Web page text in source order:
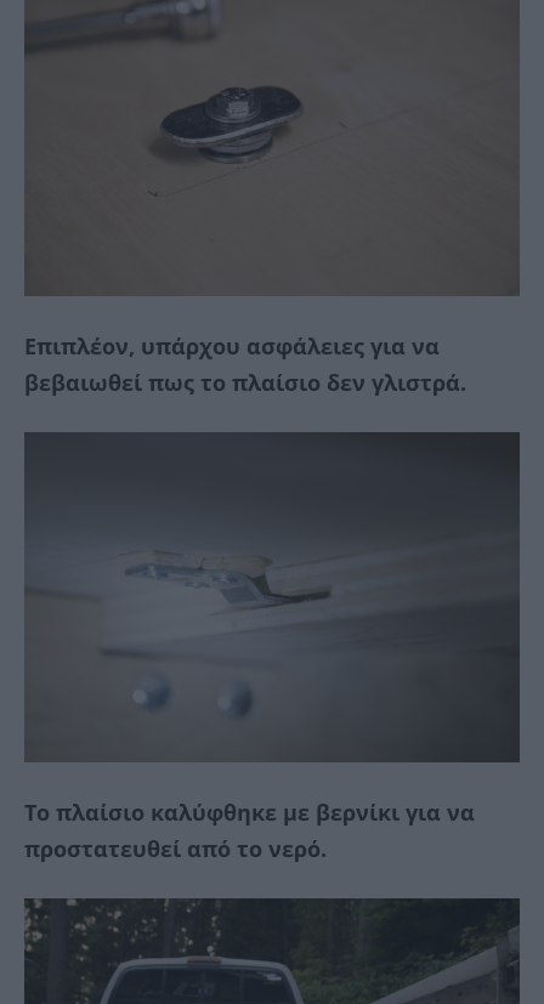
Επιπλέον, υπάρχου ασφάλειες για να
βεβαιωθεί πως το πλαίσιο δεν γλιστρά.
Το πλαίσιο καλύφθηκε με βερνίκι για να
προστατευθεί από το νερό.